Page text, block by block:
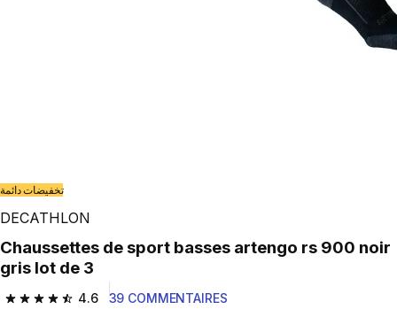
تخفيضات دائمة
DECATHLON
Chaussettes de sport basses artengo rs 900 noir
gris lot de 3
4.6
4.6 out of 5 stars from 39 reviews
39 COMMENTAIRES